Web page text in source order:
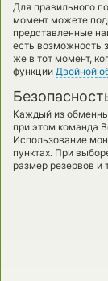
Для правильного
момент можете
представленные
есть возможность
же в тот момент,
функции Двойной
Каждый из
при этом команда
Использование
пунктах. При
размер резервов и